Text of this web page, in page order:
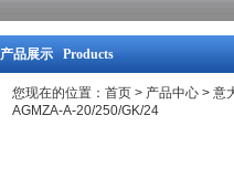
产品展示 Products
您现在的位置： 首页 > 产品中心 > 意
AGMZA-A-20/250/GK/24